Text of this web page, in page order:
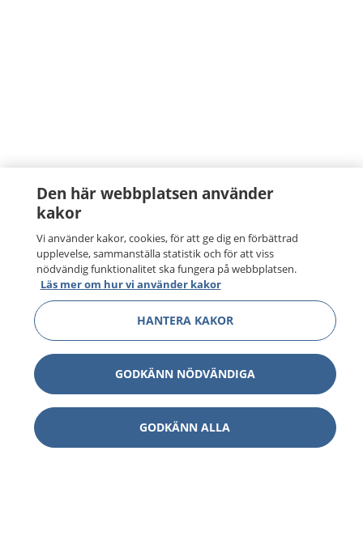
Den här webbplatsen använder
kakor
Vi använder kakor, cookies, för att ge dig en förbättrad
upplevelse, sammanställa statistik och för att viss
nödvändig funktionalitet ska fungera på webbplatsen.
Läs mer om hur vi använder kakor
HANTERA KAKOR
GODKÄNN NÖDVÄNDIGA
GODKÄNN ALLA